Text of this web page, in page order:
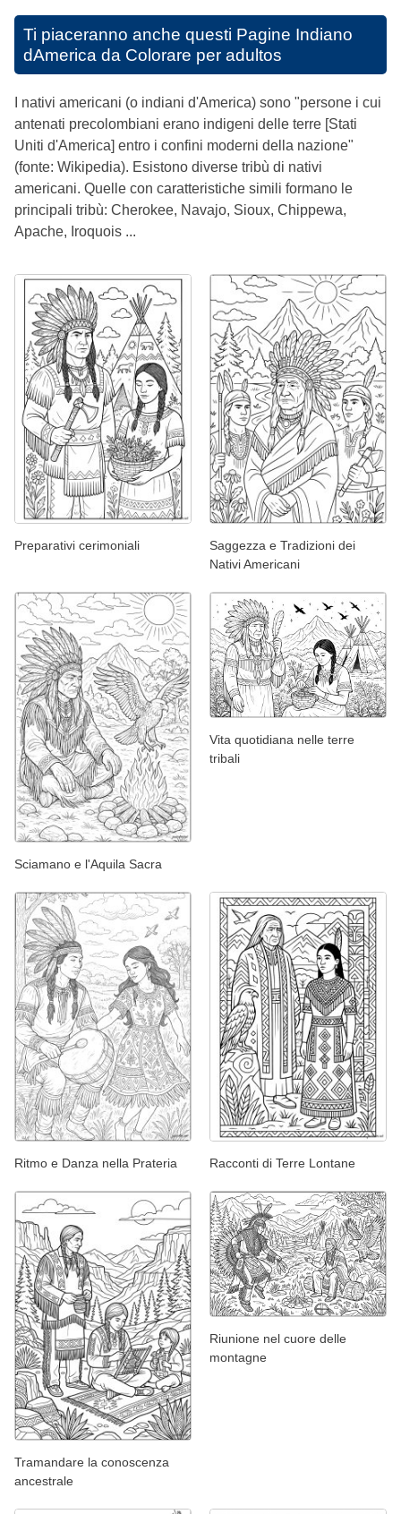
Ti piaceranno anche questi Pagine Indiano
dAmerica da Colorare per adultos
I nativi americani (o indiani d'America) sono "persone i cui
antenati precolombiani erano indigeni delle terre [Stati
Uniti d'America] entro i confini moderni della nazione"
(fonte: Wikipedia). Esistono diverse tribù di nativi
americani. Quelle con caratteristiche simili formano le
principali tribù: Cherokee, Navajo, Sioux, Chippewa,
Apache, Iroquois ...
Preparativi cerimoniali
Saggezza e Tradizioni dei
Nativi Americani
Sciamano e l'Aquila Sacra
Vita quotidiana nelle terre
tribali
Ritmo e Danza nella Prateria Racconti di Terre Lontane
Tramandare la conoscenza
ancestrale
Riunione nel cuore delle
montagne